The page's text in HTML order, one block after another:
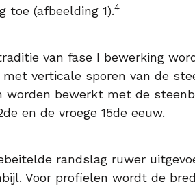
toe (afbeelding 1).4
van fase I bewerking
verticale sporen van de
worden bewerkt met de
en de vroege 15de eeuw.
randslag ruwer
Voor profielen wordt de